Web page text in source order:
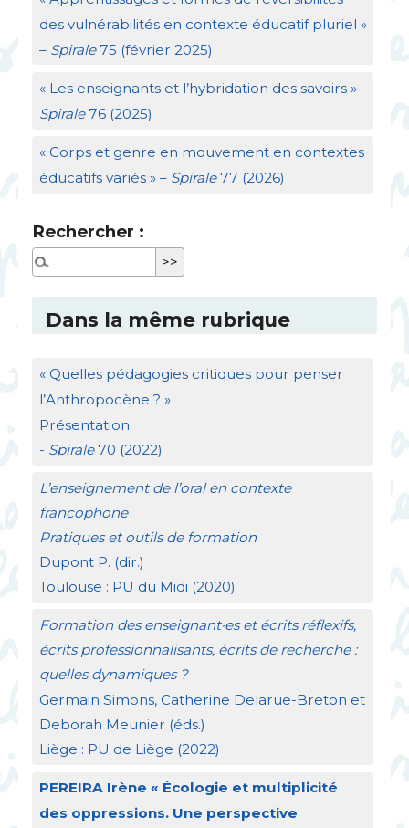
des vulnérabilités en contexte éducatif pluriel »
– Spirale75 (février 2025)
« Les enseignants et l’hybridation des savoirs » -
Spirale76 (2025)
« Corps et genre en mouvement en contextes
éducatifs variés » – Spirale77 (2026)
Rechercher :
Dans la même rubrique
« Quelles pédagogies critiques pour penser
l’Anthropocène ? »
Présentation
- Spirale70 (2022)
L’enseignement de l’oral en contexte
francophone
Pratiques et outils de formation
Dupont P. (dir.)
Toulouse : PU du Midi (2020)
Formation des enseignant·es et écrits réflexifs,
écrits professionnalisants, écrits de recherche :
quelles dynamiques ?
Germain Simons, Catherine Delarue-Breton et
Deborah Meunier (éds.)
Liège : PU de Liège (2022)
PEREIRAIrène « Écologie et multiplicité
des oppressions. Une perspective